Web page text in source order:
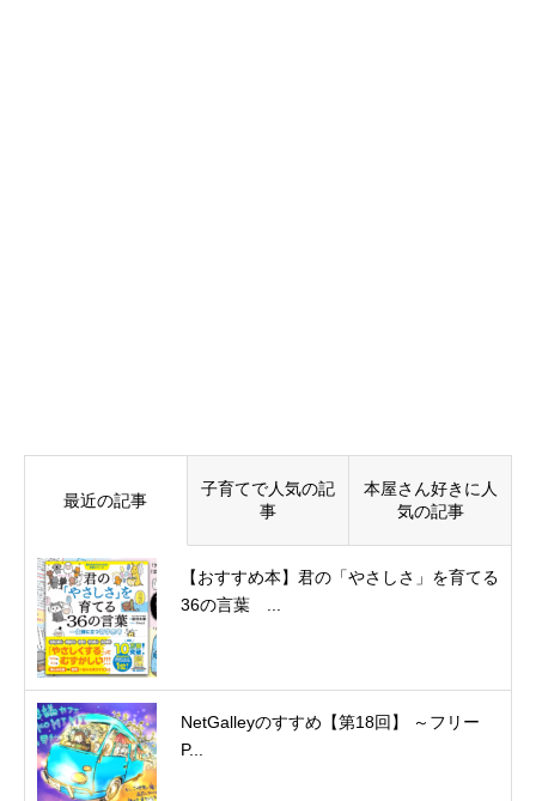
最近の記事
子育てで人気の記
事
本屋さん好きに人
気の記事
【おすすめ本】君の「やさしさ」を育てる
36の言葉 ...
NetGalleyのすすめ【第18回】 ～フリー
P...